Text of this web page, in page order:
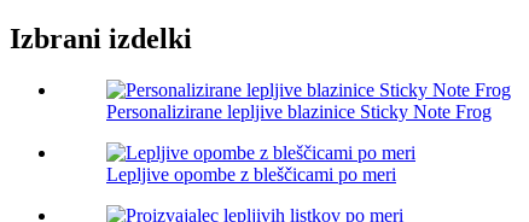
Izbrani izdelki
Personalizirane lepljive blazinice Sticky Note Frog
Lepljive opombe z bleščicami po meri